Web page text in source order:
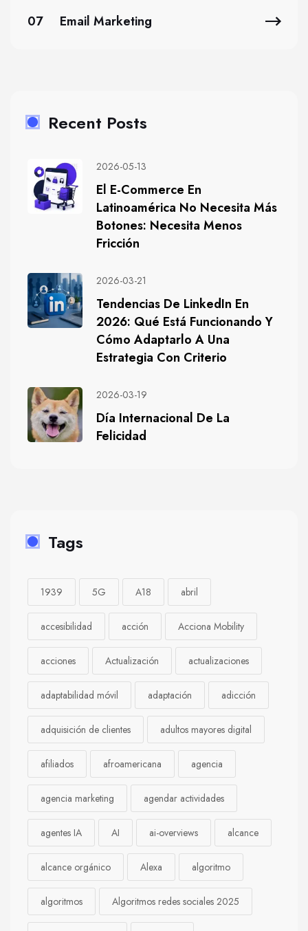
07
Email Marketing
Recent Posts
2026-05-13
El E-Commerce En
Latinoamérica No Necesita Más
Botones: Necesita Menos
Fricción
2026-03-21
Tendencias De LinkedIn En
2026: Qué Está Funcionando Y
Cómo Adaptarlo A Una
Estrategia Con Criterio
2026-03-19
Día Internacional De La
Felicidad
Tags
1939 5G A18 abril
accesibilidad acción Acciona Mobility
acciones Actualización actualizaciones
adaptabilidad móvil adaptación adicción
adquisición de clientes adultos mayores digital
afiliados afroamericana agencia
agencia marketing agendar actividades
agentes IA AI ai-overviews alcance
alcance orgánico Alexa algoritmo
algoritmos Algoritmos redes sociales 2025